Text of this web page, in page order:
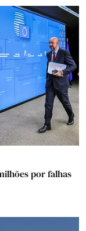
por falhas